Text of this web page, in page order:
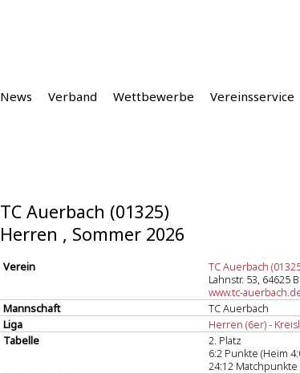
News Verband Wettbewerbe Vereinsservice
TC Auerbach (01325)
Herren , Sommer 2026
Verein
TC Auerbach
Lahnstr. 53, 64625
www.tc-
Mannschaft
TC Auerbach
Liga
Herren (6er) -
Tabelle
2. Platz
6:2 Punkte (Heim
24:12 Matchpunkte